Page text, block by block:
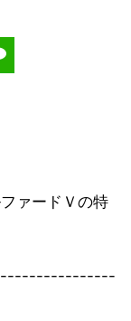
ァードＶの特